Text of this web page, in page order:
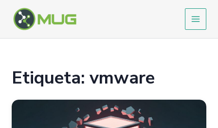
contenido
Etiqueta: vmware